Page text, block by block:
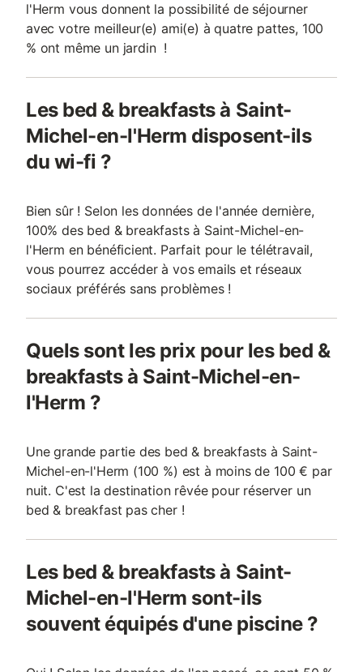
l'Herm vous donnent la possibilité de séjourner
avec votre meilleur(e) ami(e) à quatre pattes, 100
% ont même un jardin !
Les bed & breakfasts à Saint-
Michel-en-l'Herm disposent-ils
du wi-fi ?
Bien sûr ! Selon les données de l'année dernière,
100% des bed & breakfasts à Saint-Michel-en-
l'Herm en bénéficient. Parfait pour le télétravail,
vous pourrez accéder à vos emails et réseaux
sociaux préférés sans problèmes !
Quels sont les prix pour les bed &
breakfasts à Saint-Michel-en-
l'Herm ?
Une grande partie des bed & breakfasts à Saint-
Michel-en-l'Herm (100 %) est à moins de 100 € par
nuit. C'est la destination rêvée pour réserver un
bed & breakfast pas cher !
Les bed & breakfasts à Saint-
Michel-en-l'Herm sont-ils
souvent équipés d'une piscine ?